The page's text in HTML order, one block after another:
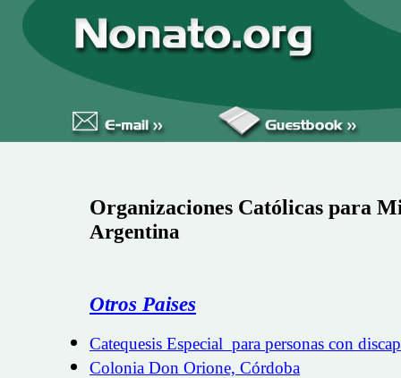
Organizaciones Católicas para
Argentina
Otros Paises
Catequesis Especial para personas con
Colonia Don Orione, Córdoba